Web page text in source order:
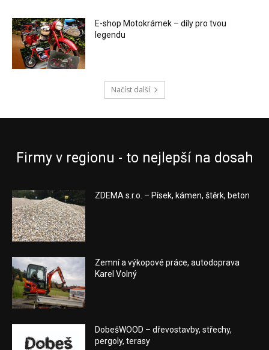
E-shop Motokrámek – díly pro tvou
legendu
Načíst další
Firmy v regionu - to nejlepší na dosah
ZDEMA s.r.o. – Písek, kámen, štěrk, beton
Zemní a výkopové práce, autodoprava
Karel Volný
DobešWOOD – dřevostavby, střechy,
pergoly, terasy